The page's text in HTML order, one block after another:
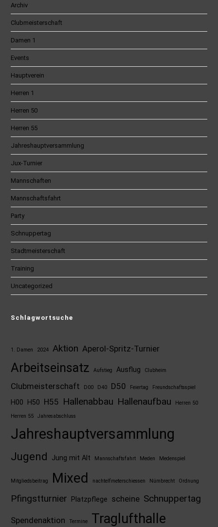
Archiv
Clubmeisterschaft
Damen 1
Events
Hauptverein
Herren 1
Herren 50
Herren 55
Jahreshauptversammlung
Jux-Turnier
Mannschaften
Mannschaftsfahrt
Party
Schnuppertag
Stadtmeisterschaft
Training
Uncategorized
Schlagwortsuche
1. Damen 2024 Aktion Aperol-Spritz-Turnier
Arbeitseinsatz Aufstieg Ausflug Clubheim
Clubmeisterschaft D00 D40 D50 Feiertag Freundschaftsspiel
H00 H50 H55 Hallenabbau Hallenaufbau Herren 50
Herren 55 Jahresabschluss
Jahreshauptversammlung
Jugend Jung mit Alt Mannschaftsfahrt Meden Medenspiel
Mitgliedsbeitrag Mixed nachtelfmeterschiessen Nümbrecht Ordnung
Pfingstturnier Platzpflege scheine Schnuppertag
Spendenaktion Termine Traglufthalle